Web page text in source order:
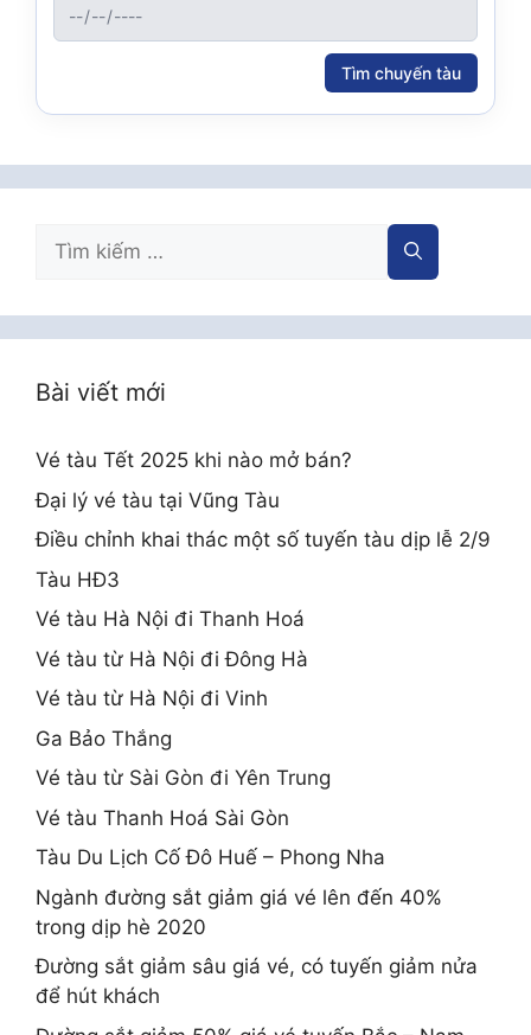
Tìm chuyến tàu
Tìm
Bài viết mới
Vé tàu Tết 2025 khi nào mở bán?
Đại lý vé tàu tại Vũng Tàu
Điều chỉnh khai thác một số tuyến tàu dịp lễ 2/9
Tàu HĐ3
Vé tàu Hà Nội đi Thanh Hoá
Vé tàu từ Hà Nội đi Đông Hà
Vé tàu từ Hà Nội đi Vinh
Ga Bảo Thắng
Vé tàu từ Sài Gòn đi Yên Trung
Vé tàu Thanh Hoá Sài Gòn
Tàu Du Lịch Cố Đô Huế – Phong Nha
Ngành đường sắt giảm giá vé lên đến 40%
trong dịp hè 2020
Đường sắt giảm sâu giá vé, có tuyến giảm nửa
để hút khách